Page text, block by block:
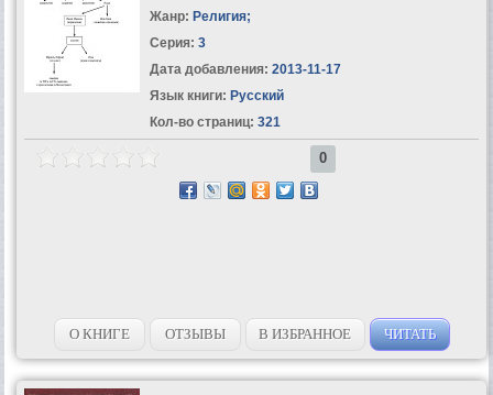
Жанр: Религия;
Серия: 3
Дата добавления: 2013-11-17
Язык книги: Русский
Кол-во страниц: 321
0
О КНИГЕ ОТЗЫВЫ В ИЗБРАННОЕ ЧИТАТЬ